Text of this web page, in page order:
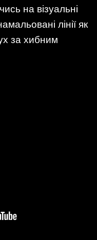
на візуальні
лінії як
за хибним